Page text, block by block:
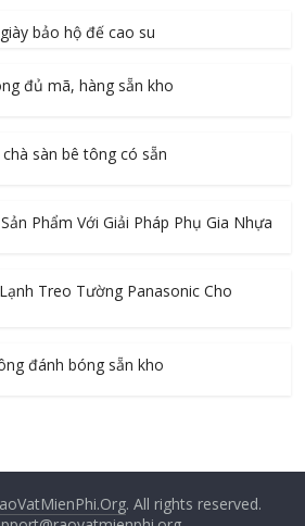
bảo hộ đế cao su
đủ mã, hàng sẵn kho
sàn bê tông có sẵn
Phẩm Với Giải Pháp Phụ Gia Nhựa
Treo Tường Panasonic Cho
đánh bóng sẵn kho
. All rights reserved.